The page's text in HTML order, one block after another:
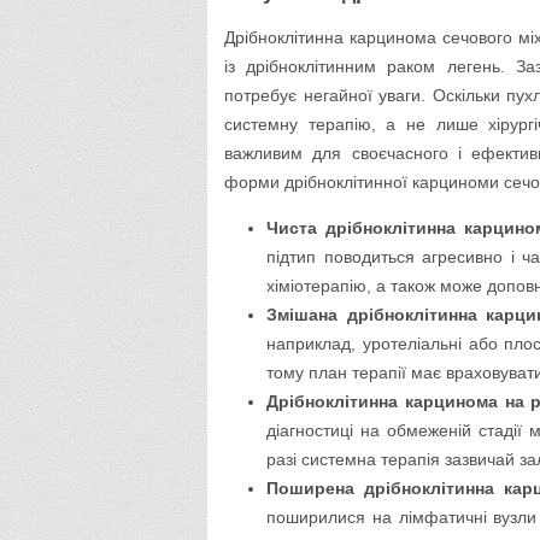
Дрібноклітинна карцинома сечового
із дрібноклітинним раком легень.
потребує негайної уваги. Оскільки
системну терапію, а не лише
важливим для своєчасного і
форми дрібноклітинної карциноми
Чиста дрібноклітинна
підтип поводиться агресивно і
хіміотерапію, а також може
Змішана дрібноклітинна
наприклад, уротеліальні або
тому план терапії має
Дрібноклітинна карцинома на
діагностиці на обмеженій
разі системна терапія зазвичай
Поширена дрібноклітинна
поширилися на лімфатичні вузли